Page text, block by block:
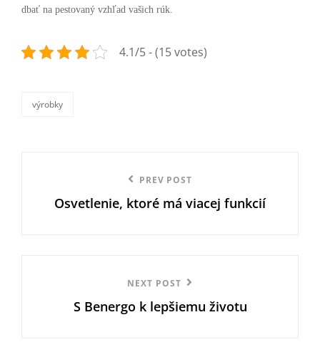
dbať na pestovaný vzhľad vašich rúk.
4.1/5 - (15 votes)
categories
výrobky
Post
PREV POST
Osvetlenie, ktoré má viacej funkcií
NEXT POST
S Benergo k lepšiemu životu